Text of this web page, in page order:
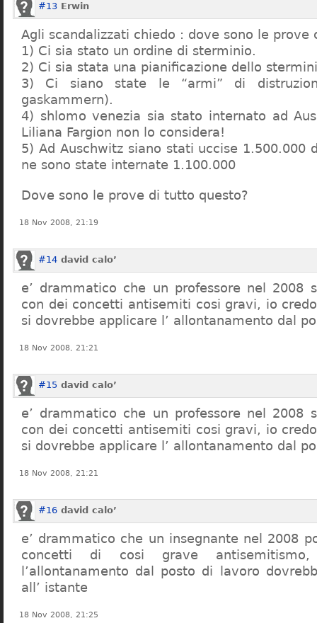
#13 Erwin
Agli scandalizzati chiedo : dove sono le prove
1) Ci sia stato un ordine di sterminio.
2) Ci sia stata una pianificazione dello
3) Ci siano state le “armi” di
gaskammern).
4) shlomo venezia sia stato internato ad
Liliana Fargion non lo considera!
5) Ad Auschwitz siano stati uccise 1.500.000
ne sono state internate 1.100.000
Dove sono le prove di tutto questo?
18 Nov 2008, 21:19
#14 david calo’
e’ drammatico che un professore nel 2008
con dei concetti antisemiti cosi gravi, io
si dovrebbe applicare l’ allontanamento dal
18 Nov 2008, 21:21
#15 david calo’
e’ drammatico che un professore nel 2008
con dei concetti antisemiti cosi gravi, io
si dovrebbe applicare l’ allontanamento dal
18 Nov 2008, 21:21
#16 david calo’
e’ drammatico che un insegnante nel 2008
concetti di cosi grave
l’allontanamento dal posto di lavoro
all’ istante
18 Nov 2008, 21:25